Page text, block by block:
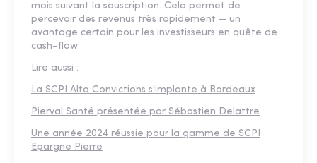
mois suivant la souscription. Cela permet de
percevoir des revenus très rapidement — un
avantage certain pour les investisseurs en quête de
cash-flow.
Lire aussi :
La SCPI Alta Convictions s'implante à Bordeaux
Pierval Santé présentée par Sébastien Delattre
Une année 2024 réussie pour la gamme de SCPI
Epargne Pierre